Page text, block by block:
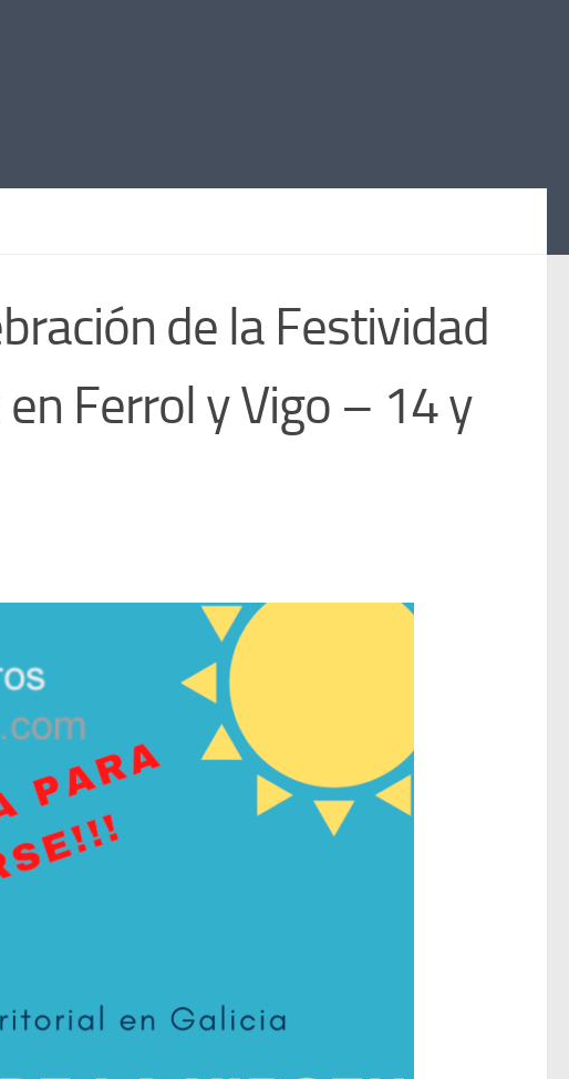
de la Festividad
Ferrol y Vigo – 14 y